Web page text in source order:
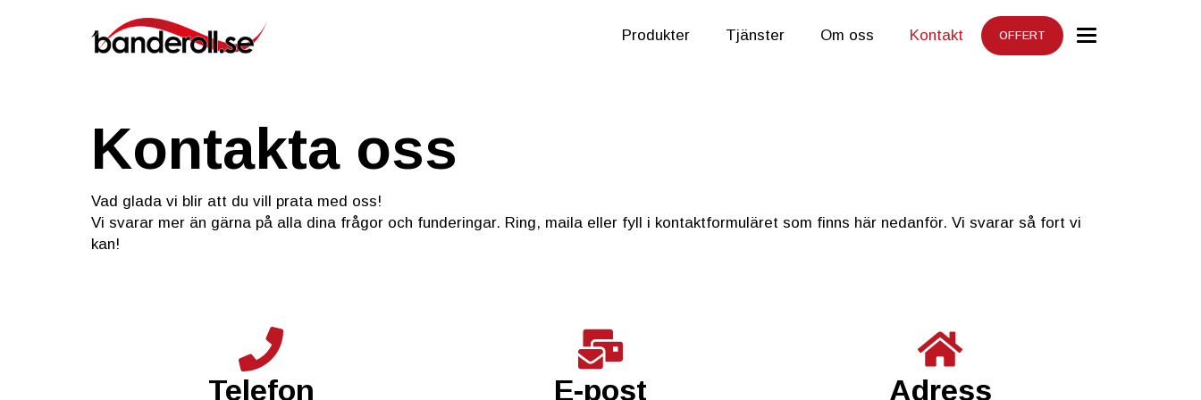
Produkter Tjänster Om oss Kontakt OFFERT
Kontakta oss
Vad glada vi blir att du vill prata med oss!
Vi svarar mer än gärna på alla dina frågor och funderingar. Ring, maila eller fyll i kontaktformuläret som finns här nedanför. Vi svarar så fort vi
kan!
Telefon E-post Adress